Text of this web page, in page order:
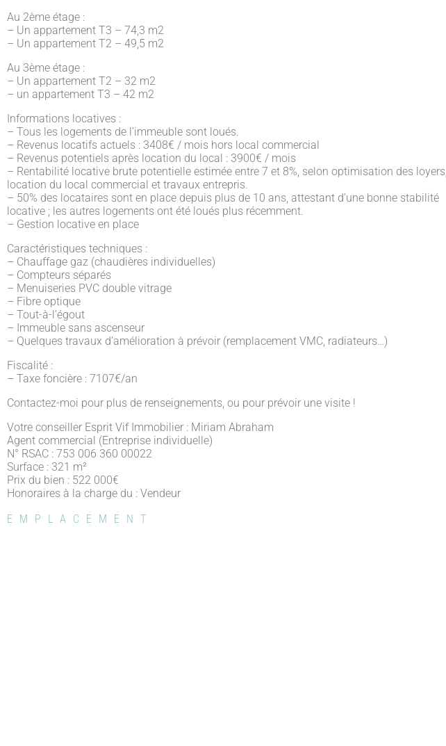
Au 2ème étage :
– Un appartement T3 – 74,3 m2
– Un appartement T2 – 49,5 m2
Au 3ème étage :
– Un appartement T2 – 32 m2
– un appartement T3 – 42 m2
Informations locatives :
– Tous les logements de l’immeuble sont loués.
– Revenus locatifs actuels : 3408€ / mois hors local commercial
– Revenus potentiels après location du local : 3900€ / mois
– Rentabilité locative brute potentielle estimée entre 7 et 8%, selon optimisation des loyers,
location du local commercial et travaux entrepris.
– 50% des locataires sont en place depuis plus de 10 ans, attestant d’une bonne stabilité
locative ; les autres logements ont été loués plus récemment.
– Gestion locative en place
Caractéristiques techniques :
– Chauffage gaz (chaudières individuelles)
– Compteurs séparés
– Menuiseries PVC double vitrage
– Fibre optique
– Tout-à-l’égout
– Immeuble sans ascenseur
– Quelques travaux d’amélioration à prévoir (remplacement VMC, radiateurs…)
Fiscalité :
– Taxe foncière : 7107€/an
Contactez-moi pour plus de renseignements, ou pour prévoir une visite !
Votre conseiller Esprit Vif Immobilier : Miriam Abraham
Agent commercial (Entreprise individuelle)
N° RSAC : 753 006 360 00022
Surface : 321 m²
Prix du bien : 522 000€
Honoraires à la charge du : Vendeur
EMPLACEMENT